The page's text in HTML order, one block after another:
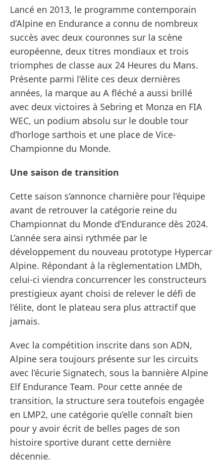
Lancé en 2013, le programme contemporain
d’Alpine en Endurance a connu de nombreux
succès avec deux couronnes sur la scène
européenne, deux titres mondiaux et trois
triomphes de classe aux 24 Heures du Mans.
Présente parmi l’élite ces deux dernières
années, la marque au A fléché a aussi brillé
avec deux victoires à Sebring et Monza en FIA
WEC, un podium absolu sur le double tour
d’horloge sarthois et une place de Vice-
Championne du Monde.
Une saison de transition
Cette saison s’annonce charnière pour l’équipe
avant de retrouver la catégorie reine du
Championnat du Monde d’Endurance dès 2024.
L’année sera ainsi rythmée par le
développement du nouveau prototype Hypercar
Alpine. Répondant à la règlementation LMDh,
celui-ci viendra concurrencer les constructeurs
prestigieux ayant choisi de relever le défi de
l’élite, dont le plateau sera plus attractif que
jamais.
Avec la compétition inscrite dans son ADN,
Alpine sera toujours présente sur les circuits
avec l’écurie Signatech, sous la bannière Alpine
Elf Endurance Team. Pour cette année de
transition, la structure sera toutefois engagée
en LMP2, une catégorie qu’elle connaît bien
pour y avoir écrit de belles pages de son
histoire sportive durant cette dernière
décennie.